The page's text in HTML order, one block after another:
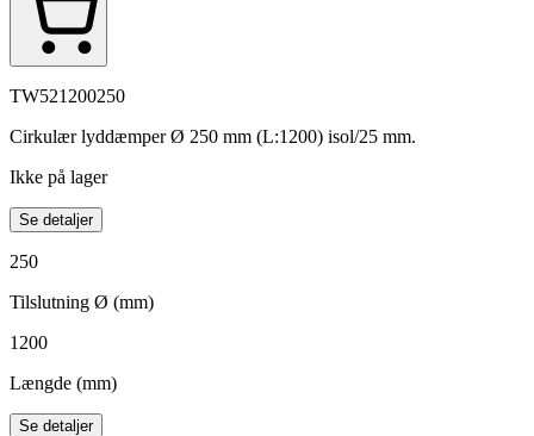
TW521200250
Cirkulær lyddæmper Ø 250 mm (L:1200) isol/25 mm.
Ikke på lager
Se detaljer
250
Tilslutning Ø (mm)
1200
Længde (mm)
Se detaljer